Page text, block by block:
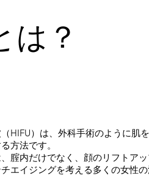
は？
HIFU）は、外科手術のように肌
方法です。
腟内だけでなく、顔のリフトア
エイジングを考える多くの女性の